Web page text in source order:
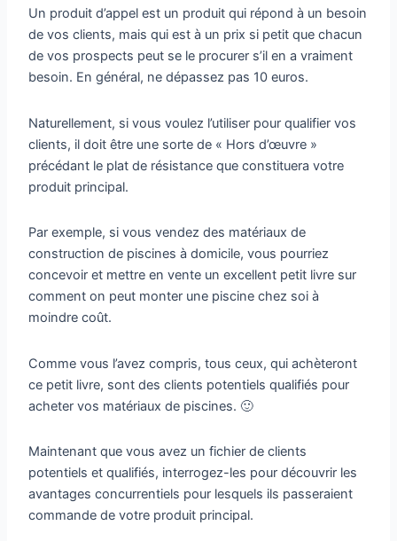
Un produit d’appel est un produit qui répond à un besoin
de vos clients, mais qui est à un prix si petit que chacun
de vos prospects peut se le procurer s’il en a vraiment
besoin. En général, ne dépassez pas 10 euros.
Naturellement, si vous voulez l’utiliser pour qualifier vos
clients, il doit être une sorte de « Hors d’œuvre »
précédant le plat de résistance que constituera votre
produit principal.
Par exemple, si vous vendez des matériaux de
construction de piscines à domicile, vous pourriez
concevoir et mettre en vente un excellent petit livre sur
comment on peut monter une piscine chez soi à
moindre coût.
Comme vous l’avez compris, tous ceux, qui achèteront
ce petit livre, sont des clients potentiels qualifiés pour
acheter vos matériaux de piscines. 🙂
Maintenant que vous avez un fichier de clients
potentiels et qualifiés, interrogez-les pour découvrir les
avantages concurrentiels pour lesquels ils passeraient
commande de votre produit principal.